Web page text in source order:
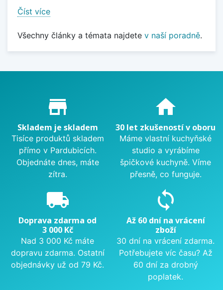
Číst více
Všechny články a témata najdete v naší poradně.
Proč nakupovat u nás?
store_mall_directory
Skladem je skladem
Tisíce produktů skladem
přímo v Pardubicích.
Objednáte dnes, máte
zítra.
home
30 let zkušeností v oboru
Máme vlastní kuchyňské
studio a vyrábíme
špičkové kuchyně. Víme
přesně, co funguje.
local_shipping
Doprava zdarma od
3 000 Kč
Nad 3 000 Kč máte
dopravu zdarma. Ostatní
objednávky už od 79 Kč.
sync
Až 60 dní na vrácení
zboží
30 dní na vrácení zdarma.
Potřebujete víc času? Až
60 dní za drobný
poplatek.